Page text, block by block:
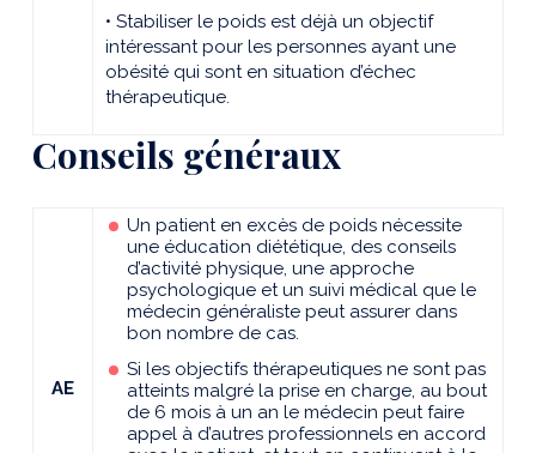
• Stabiliser le poids est déjà un objectif
intéressant pour les personnes ayant une
obésité qui sont en situation d’échec
thérapeutique.
Conseils généraux
AE
Un patient en excès de poids nécessite
une éducation diététique, des conseils
d’activité physique, une approche
psychologique et un suivi médical que le
médecin généraliste peut assurer dans
bon nombre de cas.
Si les objectifs thérapeutiques ne sont pas
atteints malgré la prise en charge, au bout
de 6 mois à un an le médecin peut faire
appel à d’autres professionnels en accord